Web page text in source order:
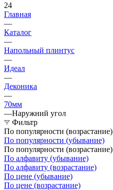
24
Главная
—
Каталог
—
Напольный плинтус
—
Идеал
—
Деконика
—
70мм
—Наружний угол
Фильтр
По популярности (возрастание)
По популярности (убывание)
По популярности (возрастание)
По алфавиту (убывание)
По алфавиту (возрастание)
По цене (убывание)
По цене (возрастание)